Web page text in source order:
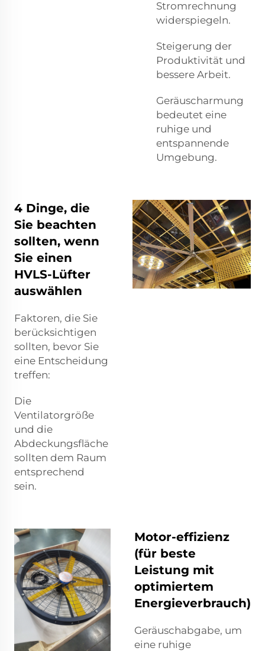
Stromrechnung
widerspiegeln.
Steigerung der
Produktivität und
bessere Arbeit.
Geräuscharmung
bedeutet eine
ruhige und
entspannende
Umgebung.
4 Dinge, die
Sie beachten
sollten, wenn
Sie einen
HVLS-Lüfter
auswählen
Faktoren, die Sie
berücksichtigen
sollten, bevor Sie
eine Entscheidung
treffen:
Die
Ventilatorgröße
und die
Abdeckungsfläche
sollten dem Raum
entsprechend
sein.
Motor-effizienz
(für beste
Leistung mit
optimiertem
Energieverbrauch)
Geräuschabgabe, um
eine ruhige